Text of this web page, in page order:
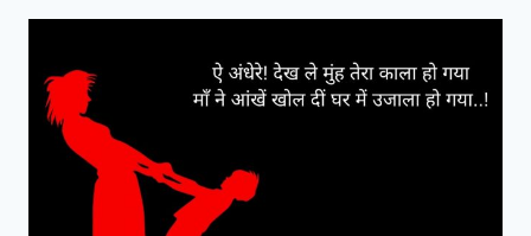
ENGLISH